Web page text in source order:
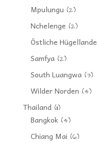
Mpulungu(2)
Nchelenge (2)
Östliche Hügellande
Samfya(2)
South Luangwa(3)
Wilder Norden (4)
Thailand(11)
Bangkok(4)
Chiang Mai (6)